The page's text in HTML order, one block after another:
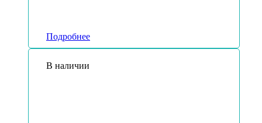
Подробнее
В наличии